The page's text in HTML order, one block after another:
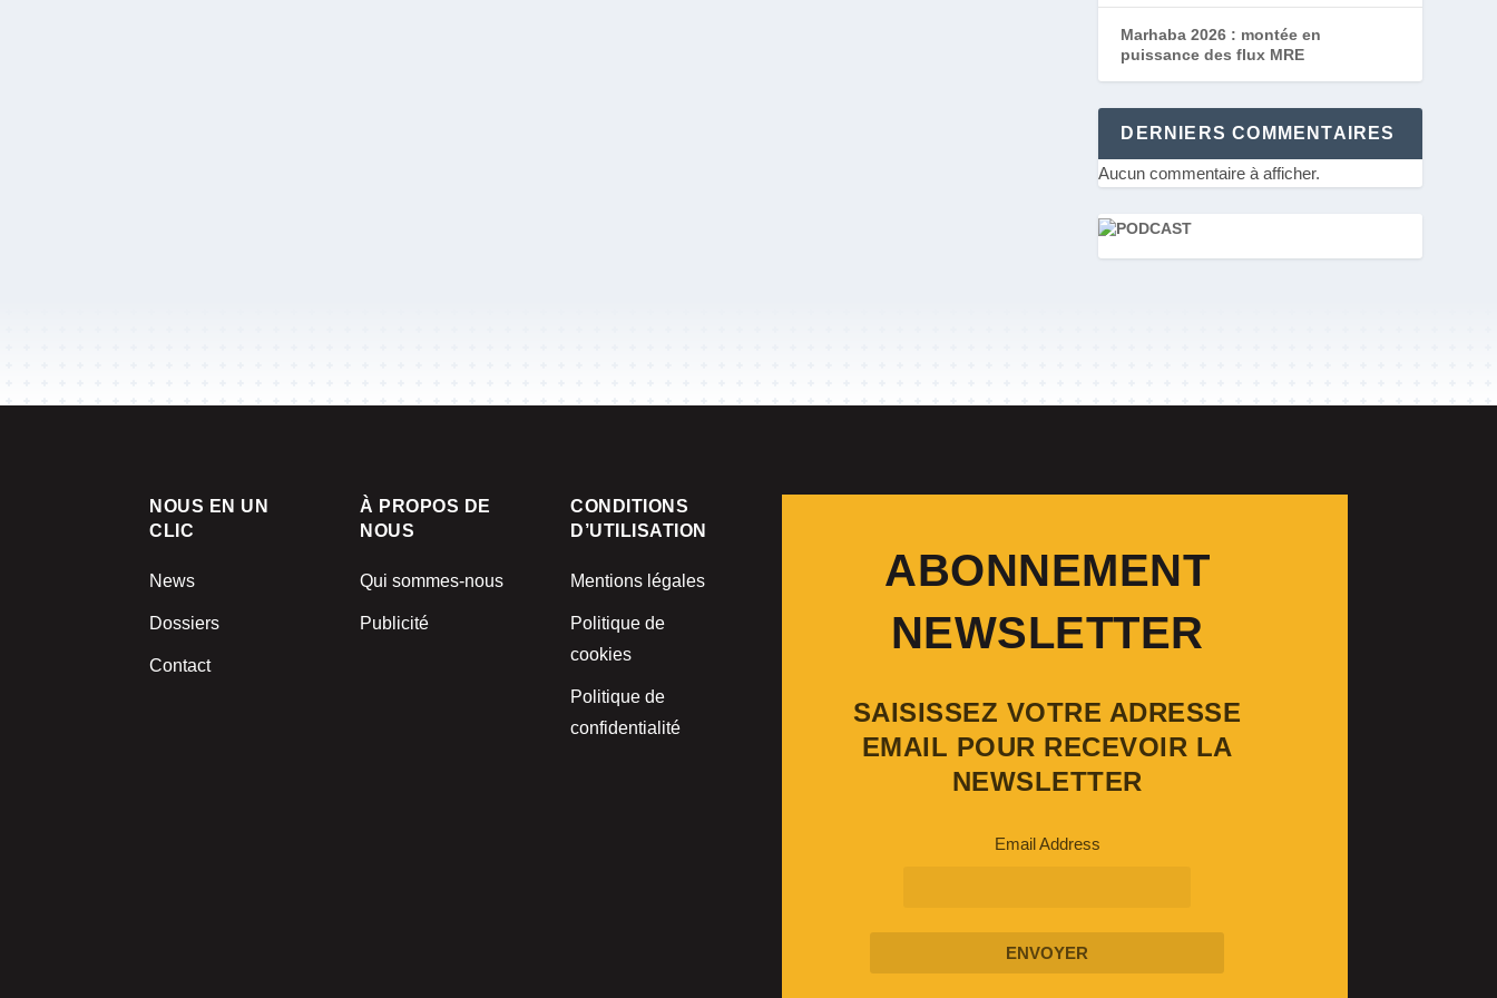
Marhaba 2026 : montée en
puissance des flux MRE
DERNIERS COMMENTAIRES
Aucun commentaire à afficher.
NOUS EN UN
CLIC
News
Dossiers
Contact
À PROPOS DE
NOUS
Qui sommes-nous
Publicité
CONDITIONS
D’UTILISATION
Mentions légales
Politique de
cookies
Politique de
confidentialité
ABONNEMENT
NEWSLETTER
SAISISSEZ VOTRE ADRESSE
EMAIL POUR RECEVOIR LA
NEWSLETTER
Email Address